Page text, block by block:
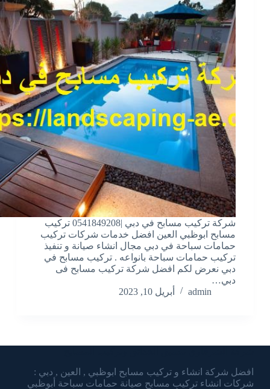
شركة تركيب مسابح في دبي |0541849208 تركيب
مسابح ابوظبي العين افضل خدمات شركات تركيب
حمامات سباحة في دبي مجال انشاء صيانة و تنفيذ
تركيب حمامات سباحة بانواعه . تركيب مسابح في
دبي نعرض لكم افضل شركة تركيب مسابح فى
دبي…
admin
أبريل 10, 2023
افضل شركة انشاء و تركيب مسابح ابوظبي , العين , دبي :
شركات انشاء تركيب مسابح صيانة حمامات سباحة أبوظبي